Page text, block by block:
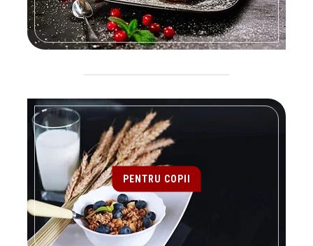
PENTRU COPII